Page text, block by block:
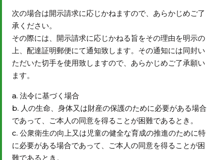
次の場合は開示請求に応じかねますので、あらかじめご了
承ください。
その際には、開示請求に応じかねる旨をその理由を明示の
上、配達証明郵便にて通知致します。その通知には同封い
ただいた切手を使用致しますので、あらかじめご了承願い
ます。
法令に基づく場合
人の生命、身体又は財産の保護のために必要がある場合
であって、ご本人の同意を得ることが困難であるとき。
公衆衛生の向上又は児童の健全な育成の推進のために特
に必要がある場合であって、ご本人の同意を得ることが困
難であるとき。